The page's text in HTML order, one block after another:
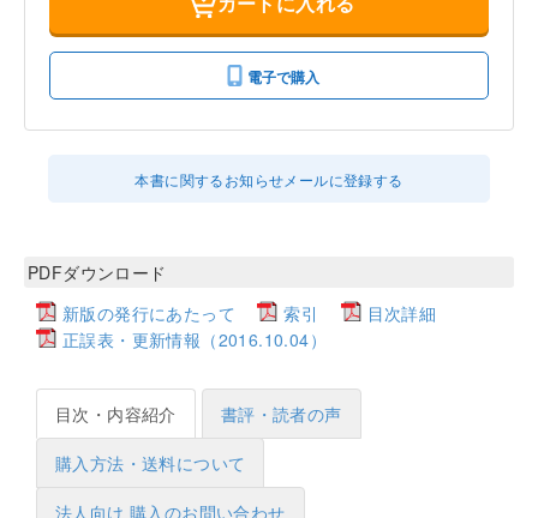
電子で購入
本書に関するお知らせメールに登録する
PDFダウンロード
新版の発行にあたって
索引
目次詳細
正誤表・更新情報（2016.10.04）
目次・内容紹介 書評・読者の声
購入方法・送料について
法人向け 購入のお問い合わせ